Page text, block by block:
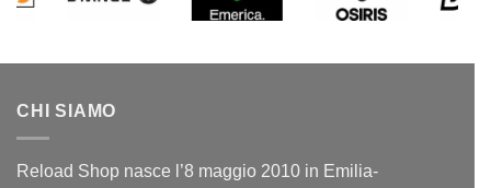
CHI SIAMO
Reload Shop nasce l’8 maggio 2010 in Emilia-